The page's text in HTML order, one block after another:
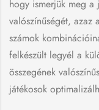
hogy ismerjük meg a
valószínűségét,
számok
felkészült legyél a
összegének
játékosok